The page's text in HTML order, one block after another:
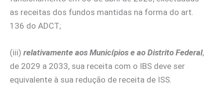
as receitas dos fundos mantidas na forma do art.
136 do ADCT;
(iii) relativamente aos Municípios e ao Distrito Federal,
de 2029 a 2033, sua receita com o IBS deve ser
equivalente à sua redução de receita de ISS.